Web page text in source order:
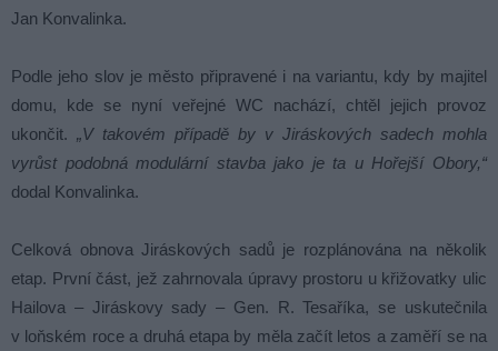
Jan Konvalinka.
Podle jeho slov je město připravené i na variantu, kdy by majitel
domu, kde se nyní veřejné WC nachází, chtěl jejich provoz
ukončit. „V takovém případě by v Jiráskových sadech mohla
vyrůst podobná modulární stavba jako je ta u Hořejší Obory,“
dodal Konvalinka.
Celková obnova Jiráskových sadů je rozplánována na několik
etap. První část, jež zahrnovala úpravy prostoru u křižovatky ulic
Hailova – Jiráskovy sady – Gen. R. Tesaříka, se uskutečnila
v loňském roce a druhá etapa by měla začít letos a zaměří se na